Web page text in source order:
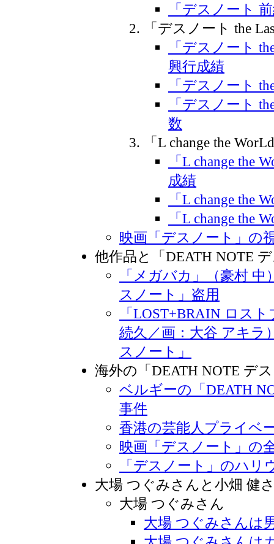
「デスノート
「デスノート the
「デスノート
興行成績
「デスノート
「デスノート
数
「L change the
「L change the
成績
「L change the
「L change the
映画「デスノート」の
他作品と「DEATH NOTE
「メガバカ」（豪村
スノート」盗用
「LOST+BRAIN ロス
続久／画：大谷 アキラ
スノート」
海外の「DEATH NOTE デ
ベルギーの「DEATH
事件
香港の芸能人プライベ
映画「デスノート」の
「デスノート」のハリ
大場 つぐみさんと小畑 健
大場 つぐみさん
大場 つぐみさんは